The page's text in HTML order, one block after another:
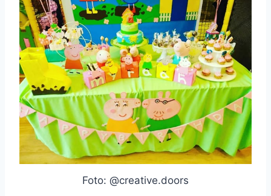
Foto: @creative.doors